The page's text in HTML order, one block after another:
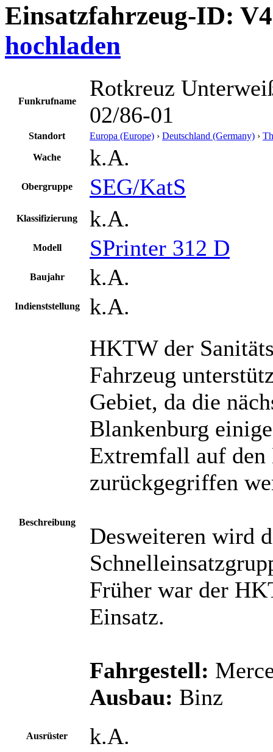
Einsatzfahrzeug-ID:
hochladen
Funkrufname
Rotkreuz
02/86-01
Standort Europa (Europe) › Deutschland (Germany) ›
Wache k.A.
Obergruppe SEG/KatS
Klassifizierung k.A.
Modell SPrinter 312 D
Baujahr k.A.
Indienststellung k.A.
Beschreibung
HKTW der
Fahrzeug
Gebiet, da die
Blankenburg
Extremfall auf den
zurückgegriffen
Desweiteren wird
Früher war der
Einsatz.
Fahrgestell:
Ausbau: Binz
Ausrüster k.A.